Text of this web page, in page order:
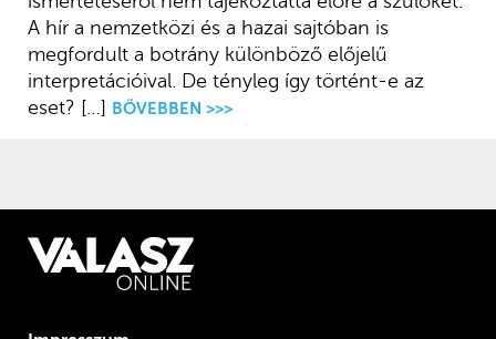
A hír a nemzet­közi és a hazai sajtóban is
megfordult a botrány különböző előjelű
interpretációival. De tényleg így történt-e az
eset? […]
BŐVEBBEN >>>